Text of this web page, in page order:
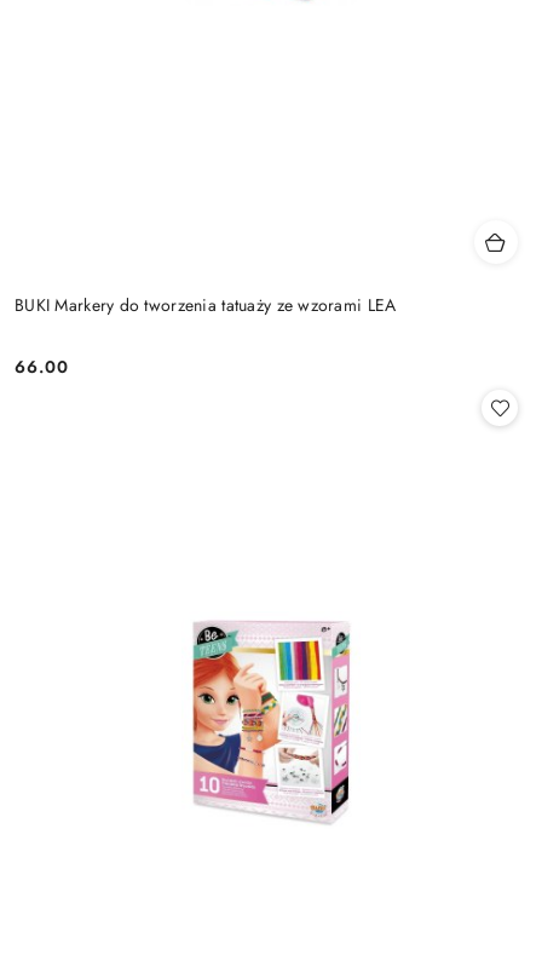
BUKI Markery do tworzenia tatuaży ze wzorami LEA
Cena:
66.00